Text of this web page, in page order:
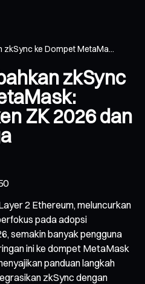
ke Dompet MetaMa...
zkSync
ZK 2026 dan
2 Ethereum, meluncurkan
pada adopsi
semakin banyak pengguna
ini ke dompet MetaMask
panduan langkah
zkSync dengan